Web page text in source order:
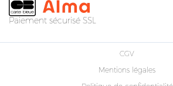
Paiement sécurisé SSL
CGV
Mentions légales